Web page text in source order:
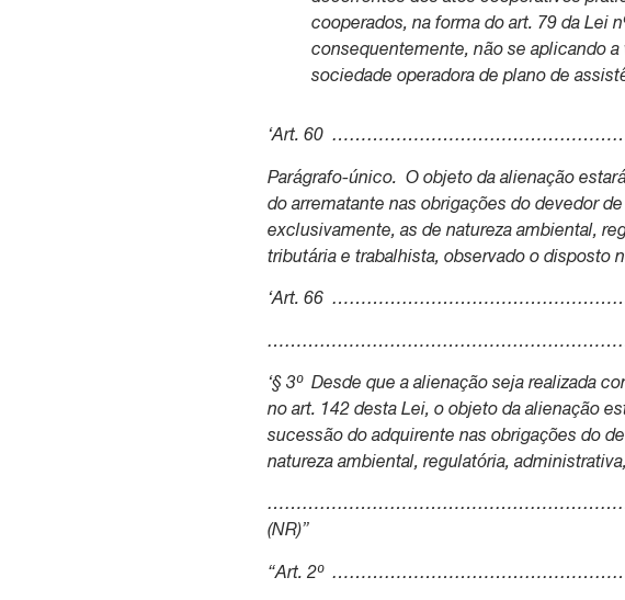
cooperados, na forma do art. 79 da Lei
consequentemente, não se aplicando a
sociedade operadora de plano de
‘Art. 60
Parágrafo-único. O objeto da alienação
do arrematante nas obrigações do devedor
exclusivamente, as de natureza ambiental,
tributária e trabalhista, observado o disposto
‘Art. 66
‘§ 3º Desde que a alienação seja realizada
no art. 142 desta Lei, o objeto da alienação
sucessão do adquirente nas obrigações do
natureza ambiental, regulatória,
(NR)”
“Art. 2º